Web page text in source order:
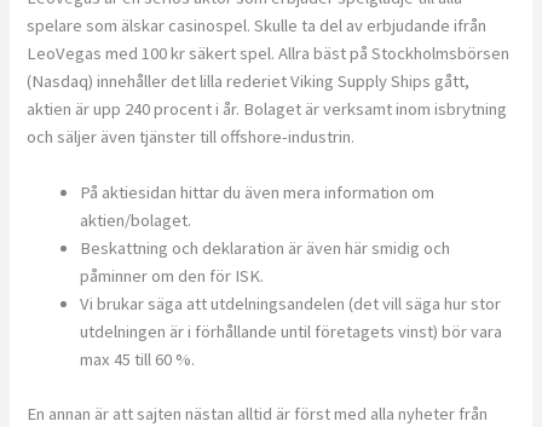
spelare som älskar casinospel. Skulle ta del av erbjudande ifrån
LeoVegas med 100 kr säkert spel. Allra bäst på Stockholmsbörsen
(Nasdaq) innehåller det lilla rederiet Viking Supply Ships gått,
aktien är upp 240 procent i år. Bolaget är verksamt inom isbrytning
och säljer även tjänster till offshore-industrin.
På aktiesidan hittar du även mera information om
aktien/bolaget.
Beskattning och deklaration är även här smidig och
påminner om den för ISK.
Vi brukar säga att utdelningsandelen (det vill säga hur stor
utdelningen är i förhållande until företagets vinst) bör vara
max 45 till 60 %.
En annan är att sajten nästan alltid är först med alla nyheter från